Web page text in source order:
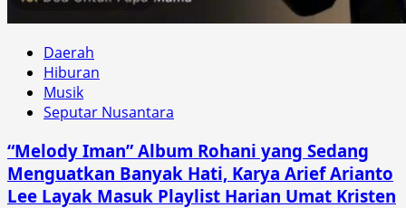
Daerah
Hiburan
Musik
Seputar Nusantara
“Melody Iman” Album Rohani yang Sedang
Menguatkan Banyak Hati, Karya Arief Arianto
Lee Layak Masuk Playlist Harian Umat Kristen